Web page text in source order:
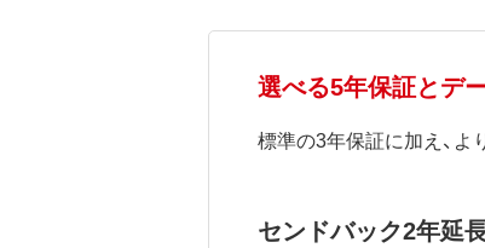
選べる5年保証とデ
標準の3年保証に加え、
センドバック2年延